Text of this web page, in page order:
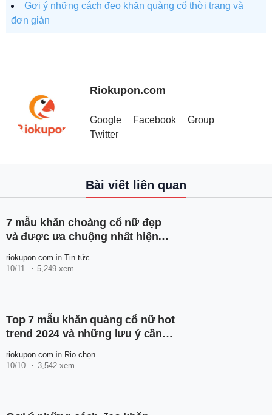
Gợi ý những cách đeo khăn quàng cổ thời trang và
đơn giản
Riokupon.com
Google Facebook
Group
Twitter
Bài viết liên quan
7 mẫu khăn choàng cổ nữ đẹp
và được ưa chuộng nhất hiện
riokupon.com in Tin tức
10/11
5,249 xem
Top 7 mẫu khăn quàng cổ nữ hot
trend 2024 và những lưu ý cần
riokupon.com in Rio chọn
10/10
3,542 xem